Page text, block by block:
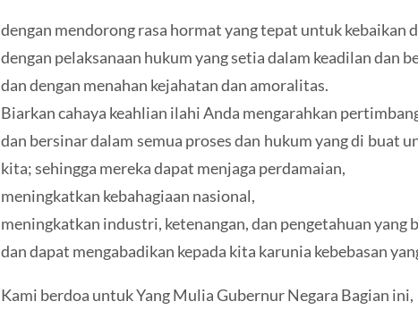
dengan mendorong rasa hormat yang tepat untuk kebaikan
dengan pelaksanaan hukum yang setia dalam keadilan dan
dan dengan menahan kejahatan dan amoralitas.
Biarkan cahaya keahlian ilahi Anda mengarahkan
dan bersinar dalam semua proses dan hukum yang di buat
kita; sehingga mereka dapat menjaga perdamaian,
meningkatkan kebahagiaan nasional,
meningkatkan industri, ketenangan, dan pengetahuan yang
dan dapat mengabadikan kepada kita karunia kebebasan
Kami berdoa untuk Yang Mulia Gubernur Negara Bagian ini,